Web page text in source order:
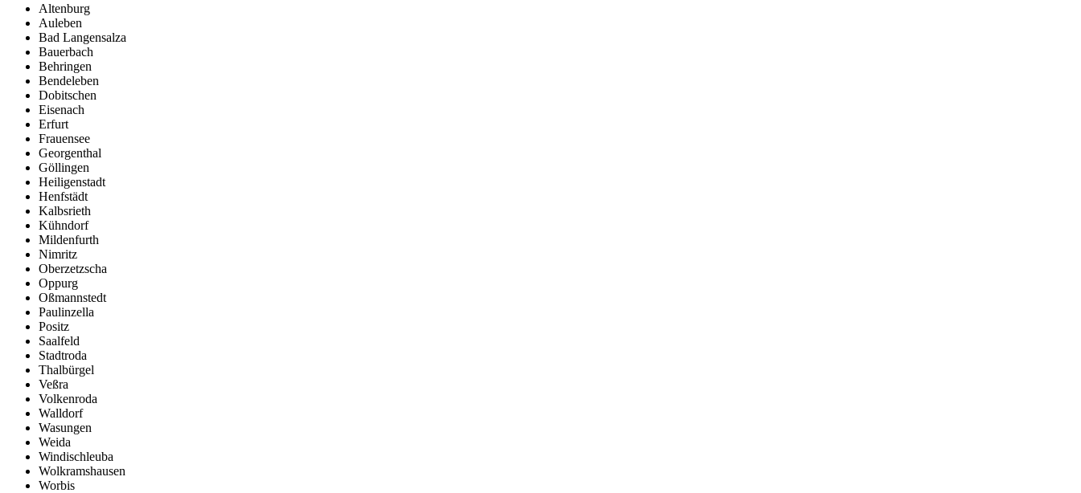
Altenburg
Auleben
Bad Langensalza
Bauerbach
Behringen
Bendeleben
Dobitschen
Eisenach
Erfurt
Frauensee
Georgenthal
Göllingen
Heiligenstadt
Henfstädt
Kalbsrieth
Kühndorf
Mildenfurth
Nimritz
Oberzetzscha
Oppurg
Oßmannstedt
Paulinzella
Positz
Saalfeld
Stadtroda
Thalbürgel
Veßra
Volkenroda
Walldorf
Wasungen
Weida
Windischleuba
Wolkramshausen
Worbis